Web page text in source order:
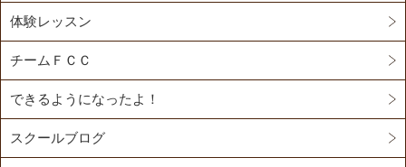
体験レッスン
チームＦＣＣ
できるようになったよ！
スクールブログ